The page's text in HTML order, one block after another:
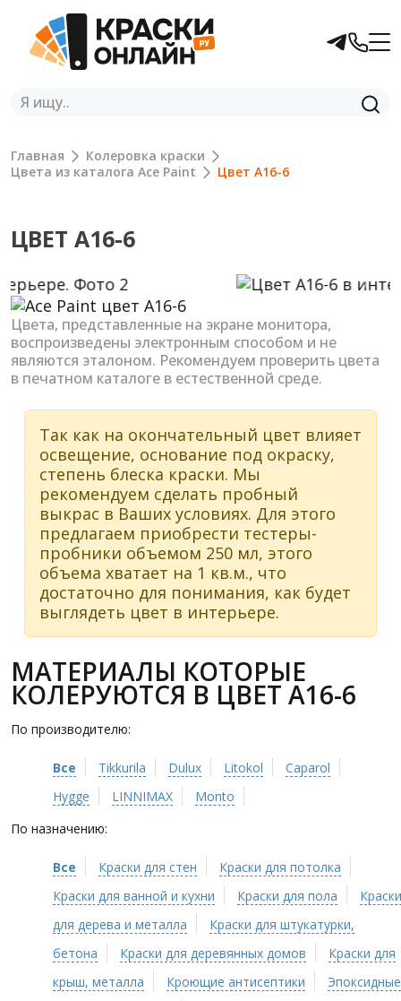
Главная
Колеровка краски
Цвета из каталога Ace Paint
Цвет A16-6
ЦВЕТ A16-6
Previous Next
Цвета, представленные на экране монитора,
воспроизведены электронным способом и не
являются эталоном. Рекомендуем проверить цвета
в печатном каталоге в естественной среде.
Так как на окончательный цвет влияет
освещение, основание под окраску,
степень блеска краски. Мы
рекомендуем сделать пробный
выкрас в Ваших условиях. Для этого
предлагаем приобрести тестеры-
пробники объемом 250 мл, этого
объема хватает на 1 кв.м., что
достаточно для понимания, как будет
выглядеть цвет в интерьере.
МАТЕРИАЛЫ КОТОРЫЕ
КОЛЕРУЮТСЯ В ЦВЕТ A16-6
По производителю:
Все Tikkurila Dulux Litokol
Caparol
Hygge
LINNIMAX
Monto
По назначению:
Все Краски для стен
Краски для потолка
Краски для ванной и кухни
Краски для пола
Краски
для дерева и металла
Краски для штукатурки,
бетона
Краски для деревянных домов
Краски для
крыш, металла
Кроющие антисептики
Эпоксидные